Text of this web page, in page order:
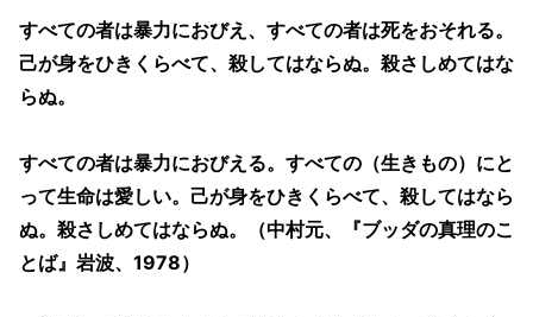
すべての者は暴力におびえ、すべての者は死をおそれる。
己が身をひきくらべて、殺してはならぬ。殺さしめてはな
らぬ。
すべての者は暴力におびえる。すべての（生きもの）にと
って生命は愛しい。己が身をひきくらべて、殺してはなら
ぬ。殺さしめてはならぬ。（中村元、『ブッダの真理のこ
とば』岩波、1978）